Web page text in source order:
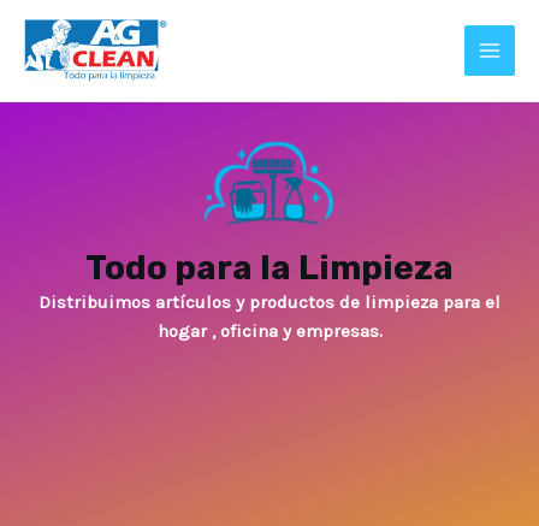
contenido
Todo para la Limpieza
Distribuimos artículos y productos de limpieza para el
hogar , oficina y empresas.